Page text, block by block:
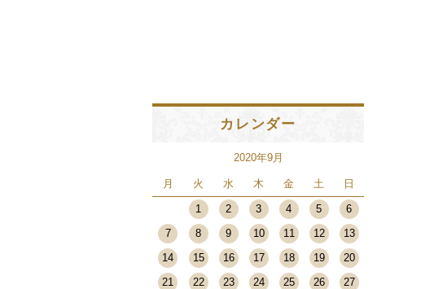
カレンダー
2020年9月
月 火 水 木 金 土 日
1 2 3 4 5
6
7
8 9 10 11 12
13
14
15 16 17 18 19
20
21
22 23 24 25 26
27